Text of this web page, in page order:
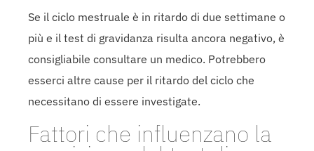
Se il ciclo mestruale è in ritardo di due settimane o
più e il test di gravidanza risulta ancora negativo, è
consigliabile consultare un medico. Potrebbero
esserci altre cause per il ritardo del ciclo che
necessitano di essere investigate.
Fattori che influenzano la